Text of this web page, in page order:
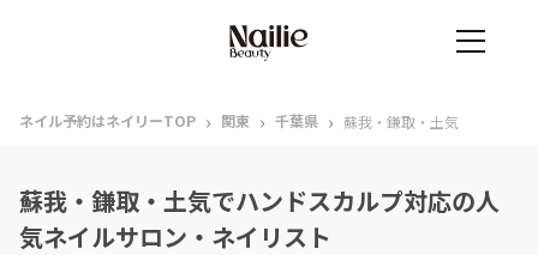
ネイル予約はネイリーTOP › 関東 › 千葉県 › 蘇我・鎌取・土気
蘇我・鎌取・土気でハンドスカルプ対応の人
気ネイルサロン・ネイリスト